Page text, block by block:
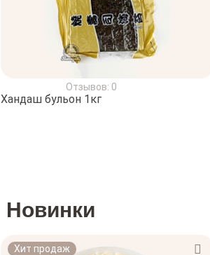
Отзывов: 0
Хандаш бульон 1кг
Новинки
Хит продаж